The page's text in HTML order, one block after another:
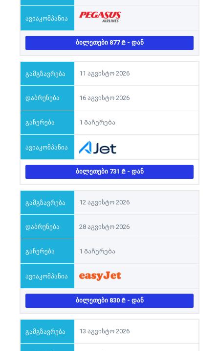
ᲑᲘᲚᲔᲗᲔᲑᲘ 877 - ᲓᲐᲜ
11 აგვისტო 2026
16 აგვისტო 2026
1 Გაჩერება
ᲑᲘᲚᲔᲗᲔᲑᲘ 731 - ᲓᲐᲜ
12 აგვისტო 2026
28 აგვისტო 2026
1 Გაჩერება
ᲑᲘᲚᲔᲗᲔᲑᲘ 830 - ᲓᲐᲜ
13 აგვისტო 2026